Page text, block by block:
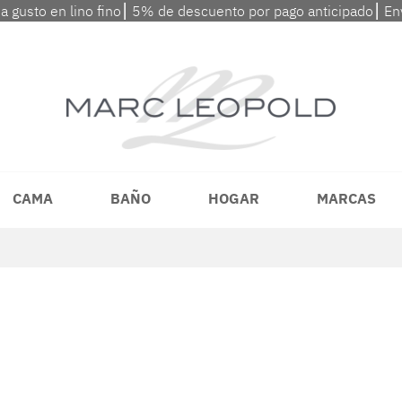
gusto en lino fino⎮ 5% de descuento por pago anticipado⎮
CAMA BAÑO HOGAR MARCAS